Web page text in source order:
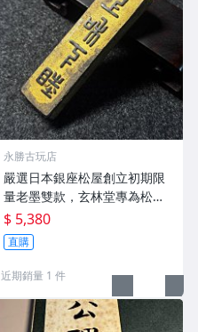
永勝古玩店
嚴選日本銀座松屋創立初期限
量老墨雙款，玄林堂專為松屋
打造，重量22.5g，適合收藏
及品味民國時期古雅文化 文房
用具 民國古墨 收藏文玩
$ 5,380
直購
近期銷量 1 件